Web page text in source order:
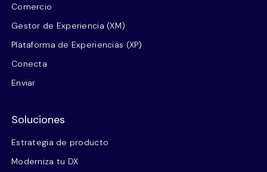
Comercio
Gestor de Experiencia (XM)
Plataforma de Experiencias (XP)
Conecta
Enviar
Soluciones
Estrategia de producto
Moderniza tu DX